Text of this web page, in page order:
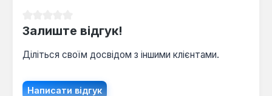
Залиште відгук!
Діліться своїм досвідом з іншими клієнтами.
Написати відгук